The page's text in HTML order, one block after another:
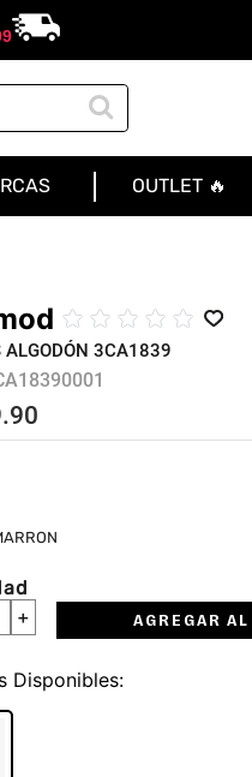
OUTLET 🔥
☆ ☆ ☆ ☆ ☆
ALGODÓN 3CA1839
.90
＋ AGREGAR